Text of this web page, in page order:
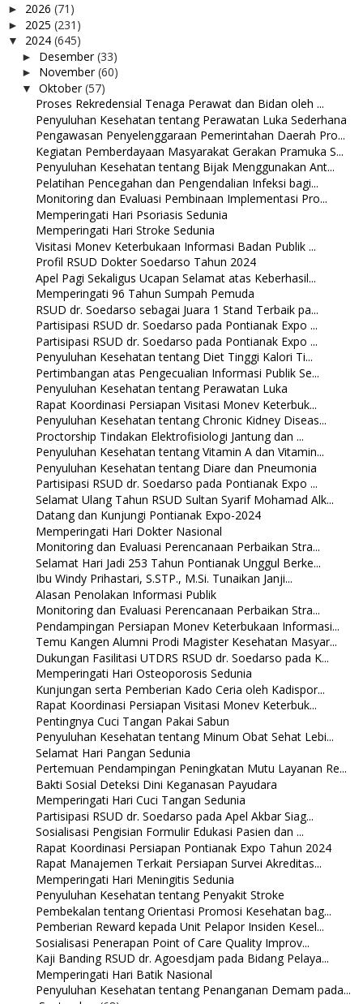
► 2026 (71)
► 2025 (231)
▼ 2024 (645)
► Desember(33)
► November(60)
▼ Oktober(57)
Proses Rekredensial Tenaga Perawat dan Bidan oleh ...
Penyuluhan Kesehatan tentang Perawatan Luka Sederhana
Pengawasan Penyelenggaraan Pemerintahan Daerah Pro...
Kegiatan Pemberdayaan Masyarakat Gerakan Pramuka S...
Penyuluhan Kesehatan tentang Bijak Menggunakan Ant...
Pelatihan Pencegahan dan Pengendalian Infeksi bagi...
Monitoring dan Evaluasi Pembinaan Implementasi Pro...
Memperingati Hari Psoriasis Sedunia
Memperingati Hari Stroke Sedunia
Visitasi Monev Keterbukaan Informasi Badan Publik ...
Profil RSUD Dokter Soedarso Tahun 2024
Apel Pagi Sekaligus Ucapan Selamat atas Keberhasil...
Memperingati 96 Tahun Sumpah Pemuda
RSUD dr. Soedarso sebagai Juara 1 Stand Terbaik pa...
Partisipasi RSUD dr. Soedarso pada Pontianak Expo ...
Partisipasi RSUD dr. Soedarso pada Pontianak Expo ...
Penyuluhan Kesehatan tentang Diet Tinggi Kalori Ti...
Pertimbangan atas Pengecualian Informasi Publik Se...
Penyuluhan Kesehatan tentang Perawatan Luka
Rapat Koordinasi Persiapan Visitasi Monev Keterbuk...
Penyuluhan Kesehatan tentang Chronic Kidney Diseas...
Proctorship Tindakan Elektrofisiologi Jantung dan ...
Penyuluhan Kesehatan tentang Vitamin A dan Vitamin...
Penyuluhan Kesehatan tentang Diare dan Pneumonia
Partisipasi RSUD dr. Soedarso pada Pontianak Expo ...
Selamat Ulang Tahun RSUD Sultan Syarif Mohamad Alk...
Datang dan Kunjungi Pontianak Expo-2024
Memperingati Hari Dokter Nasional
Monitoring dan Evaluasi Perencanaan Perbaikan Stra...
Selamat Hari Jadi 253 Tahun Pontianak Unggul Berke...
Ibu Windy Prihastari, S.STP., M.Si. Tunaikan Janji...
Alasan Penolakan Informasi Publik
Monitoring dan Evaluasi Perencanaan Perbaikan Stra...
Pendampingan Persiapan Monev Keterbukaan Informasi...
Temu Kangen Alumni Prodi Magister Kesehatan Masyar...
Dukungan Fasilitasi UTDRS RSUD dr. Soedarso pada K...
Memperingati Hari Osteoporosis Sedunia
Kunjungan serta Pemberian Kado Ceria oleh Kadispor...
Rapat Koordinasi Persiapan Visitasi Monev Keterbuk...
Pentingnya Cuci Tangan Pakai Sabun
Penyuluhan Kesehatan tentang Minum Obat Sehat Lebi...
Selamat Hari Pangan Sedunia
Pertemuan Pendampingan Peningkatan Mutu Layanan Re...
Bakti Sosial Deteksi Dini Keganasan Payudara
Memperingati Hari Cuci Tangan Sedunia
Partisipasi RSUD dr. Soedarso pada Apel Akbar Siag...
Sosialisasi Pengisian Formulir Edukasi Pasien dan ...
Rapat Koordinasi Persiapan Pontianak Expo Tahun 2024
Rapat Manajemen Terkait Persiapan Survei Akreditas...
Memperingati Hari Meningitis Sedunia
Penyuluhan Kesehatan tentang Penyakit Stroke
Pembekalan tentang Orientasi Promosi Kesehatan bag...
Pemberian Reward kepada Unit Pelapor Insiden Kesel...
Sosialisasi Penerapan Point of Care Quality Improv...
Kaji Banding RSUD dr. Agoesdjam pada Bidang Pelaya...
Memperingati Hari Batik Nasional
Penyuluhan Kesehatan tentang Penanganan Demam pada...